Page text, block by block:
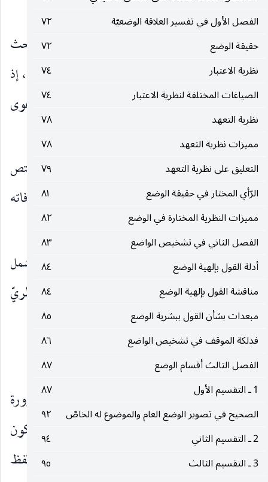
الفصل الأول في تفسير العلاقة الوضعيّة
٧٢
حقيقة الوضع
٧٢
نظرية الاعتبار
٧٤
الصياغات المختلفة لنظرية الاعتبار
٧٤
نظرية التعهد
٧٨
مميزات نظرية التعهد
٧٨
التعليق على نظرية التعهد
٧٩
الرّأي المختار في حقيقة الوضع
٨١
مميزات النظرية المختارة في الوضع
٨٢
الفصل الثاني في تشخيص الواضع
٨٣
أدلة القول بإلهية الوضع
٨٤
مناقشة القول بإلهية الوضع
٨٤
مبعدات بشأن القول ببشرية الوضع
٨٥
فذلكة الموقف في تشخيص الواضع
٨٦
الفصل الثالث أقسام الوضع
٨٧
1 ـ التقسيم الأول
٨٧
الصحيح في تصوير الوضع العام والموضوع له الخاصّ
٩٢
2 ـ التقسيم الثاني
٩٤
3 ـ التقسيم الثالث
٩٥
والكلام هنا يقع في ثلاث جهات :
الأولى : في الضرورة اللغوية للاشتراك. وهذا البحث
يختص في كلامهم بالاشتراك بالمعنى المقابل للترادف ، إذ
لم يتوهم كون الترادف ضروريا. وسيأتي إمكان دعوى
كونهما معا ضروريين بمعنى من المعاني.
الثانية : في منافاته الحكمة الوضع. وهذا البحث يختص
أيضا بالاشتراك ولا يشمل الترادف ، لعدم توهم منافاته
للحكمة المذكورة.
الثالثة : في إمكانه النظريّ ذات. وهذا بحث يشمل
الاشتراك والترادف معا ، إذ يتوهم عدم الإمكان النظريّ
في ذاك تارة وفي هذا أخرى.
مدى الحاجة إلى الاشتراك
أما الحديث في الجهة الأولى ، فقد يدعى ضرورة
الاشتراك ببرهان كثرة المعاني وعدم تناهيها مع كون
الألفاظ محدودة ومتناهية فلو فرض اختصاص كل لفظ